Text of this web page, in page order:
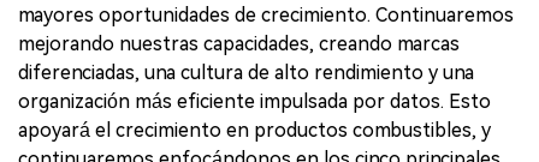
mayores oportunidades de crecimiento. Continuaremos
mejorando nuestras capacidades, creando marcas
diferenciadas, una cultura de alto rendimiento y una
organización más eficiente impulsada por datos. Esto
apoyará el crecimiento en productos combustibles, y